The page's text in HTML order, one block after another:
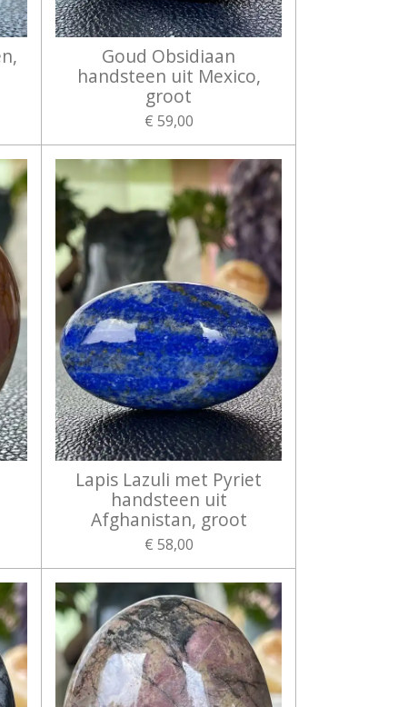
Goud Obsidiaan
handsteen uit Mexico,
groot
€ 59,00
Lapis Lazuli met Pyriet
handsteen uit
Afghanistan, groot
€ 58,00